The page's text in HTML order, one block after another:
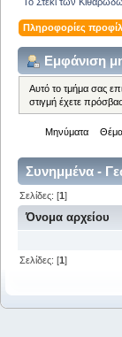
Πληροφορίες προφίλ
Εμφάνιση
Αυτό το τμήμα σας
στιγμή έχετε
Μηνύματα
Συνημμένα -
Σελίδες: [1]
Όνομα αρχείου
Σελίδες: [1]